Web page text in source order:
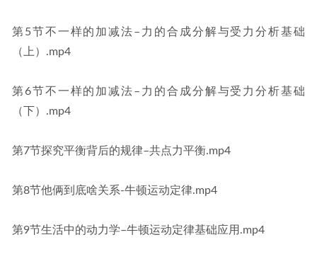
第5节不一样的加减法–力的合成分解与受力分析基础
（上）.mp4
第6节不一样的加减法–力的合成分解与受力分析基础
（下）.mp4
第7节探究平衡背后的规律–共点力平衡.mp4
第8节他俩到底啥关系-牛顿运动定律.mp4
第9节生活中的动力学–牛顿运动定律基础应用.mp4